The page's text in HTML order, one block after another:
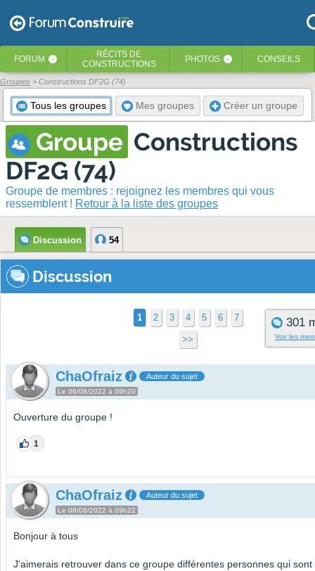
FORUM ‹ RÉCITS DE
CONSTRUCTIONS
PHOTOS ‹ CONSEILS
Groupes > Constructions DF2G (74)
Tous les groupes Mes groupes Créer un groupe
Groupe Constructions
DF2G (74)
Groupe de membres : rejoignez les membres qui vous
ressemblent ! Retour à la liste des groupes
Discussion 54
Discussion
1 2 3 4 5 6 7
>>
301
Voir les
ChaOfraiz Auteur du sujet
Le 06/08/2022 à 09h20
Ouverture du groupe !
1
ChaOfraiz Auteur du sujet
Le 06/08/2022 à 09h22
Bonjour à tous
J'aimerais retrouver dans ce groupe différentes personnes qui sont